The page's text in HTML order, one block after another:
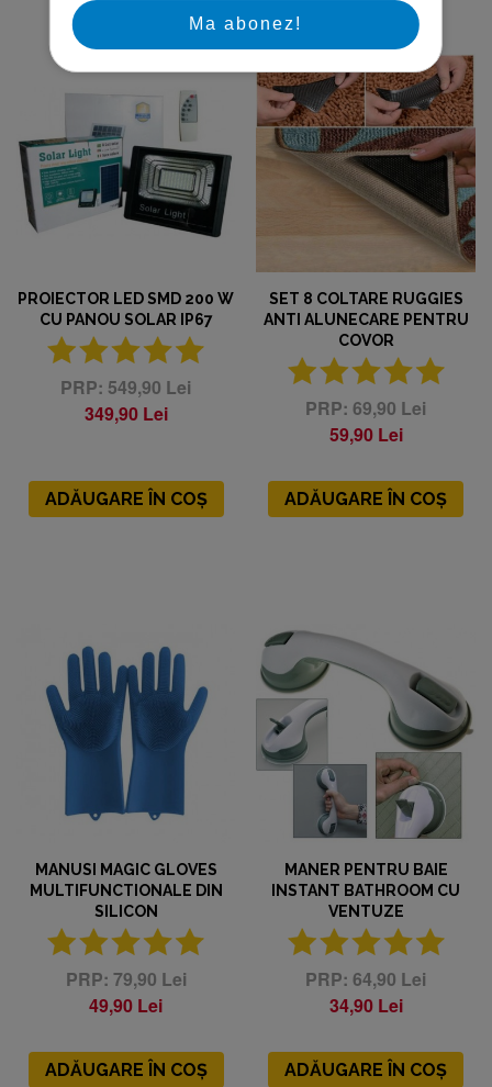
Ma abonez!
PROIECTOR LED SMD 200 W
CU PANOU SOLAR IP67
549,90 Lei
349,90 Lei
ADĂUGARE ÎN COȘ
SET 8 COLTARE RUGGIES
ANTI ALUNECARE PENTRU
COVOR
69,90 Lei
59,90 Lei
ADĂUGARE ÎN COȘ
MANUSI MAGIC GLOVES
MULTIFUNCTIONALE DIN
SILICON
79,90 Lei
49,90 Lei
ADĂUGARE ÎN COȘ
MANER PENTRU BAIE
INSTANT BATHROOM CU
VENTUZE
64,90 Lei
34,90 Lei
ADĂUGARE ÎN COȘ